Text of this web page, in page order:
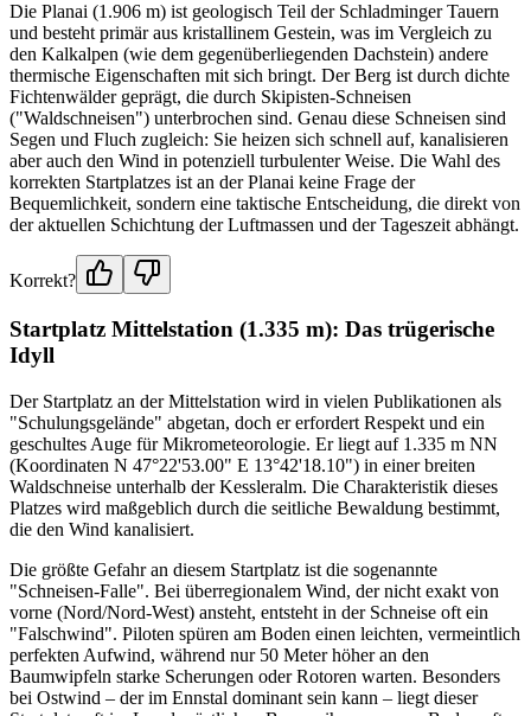
Die Planai (1.906 m) ist geologisch Teil der Schladminger Tauern
und besteht primär aus kristallinem Gestein, was im Vergleich zu
den Kalkalpen (wie dem gegenüberliegenden Dachstein) andere
thermische Eigenschaften mit sich bringt. Der Berg ist durch dichte
Fichtenwälder geprägt, die durch Skipisten-Schneisen
("Waldschneisen") unterbrochen sind. Genau diese Schneisen sind
Segen und Fluch zugleich: Sie heizen sich schnell auf, kanalisieren
aber auch den Wind in potenziell turbulenter Weise. Die Wahl des
korrekten Startplatzes ist an der Planai keine Frage der
Bequemlichkeit, sondern eine taktische Entscheidung, die direkt von
der aktuellen Schichtung der Luftmassen und der Tageszeit abhängt.
Korrekt?
Startplatz Mittelstation (1.335 m): Das trügerische
Idyll
Der Startplatz an der Mittelstation wird in vielen Publikationen als
"Schulungsgelände" abgetan, doch er erfordert Respekt und ein
geschultes Auge für Mikrometeorologie. Er liegt auf 1.335 m NN
(Koordinaten N 47°22'53.00" E 13°42'18.10") in einer breiten
Waldschneise unterhalb der Kessleralm. Die Charakteristik dieses
Platzes wird maßgeblich durch die seitliche Bewaldung bestimmt,
die den Wind kanalisiert.
Die größte Gefahr an diesem Startplatz ist die sogenannte
"Schneisen-Falle". Bei überregionalem Wind, der nicht exakt von
vorne (Nord/Nord-West) ansteht, entsteht in der Schneise oft ein
"Falschwind". Piloten spüren am Boden einen leichten, vermeintlich
perfekten Aufwind, während nur 50 Meter höher an den
Baumwipfeln starke Scherungen oder Rotoren warten. Besonders
bei Ostwind – der im Ennstal dominant sein kann – liegt dieser